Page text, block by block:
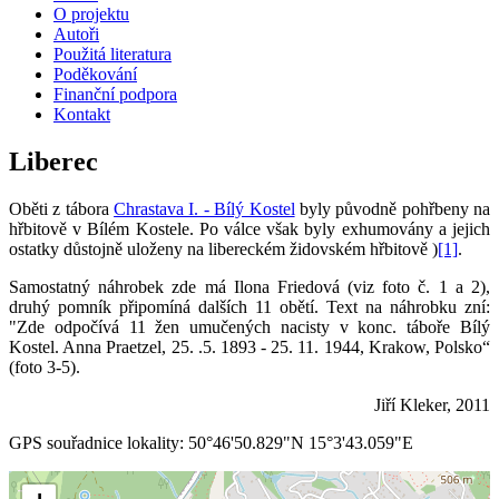
O projektu
Autoři
Použitá literatura
Poděkování
Finanční podpora
Kontakt
Liberec
Oběti z táboraChrastava I. - Bílý Kostel byly původně pohřbeny na
hřbitově v Bílém Kostele. Po válce však byly exhumovány a jejich
ostatky důstojně uloženy na libereckém židovském hřbitově )[1].
Samostatný náhrobek zde má Ilona Friedová (viz foto č. 1 a 2),
druhý pomník připomíná dalších 11 obětí. Text na náhrobku zní:
"Zde odpočívá 11 žen umučených nacisty v konc. táboře Bílý
Kostel. Anna Praetzel, 25. .5. 1893 - 25. 11. 1944, Krakow, Polsko“
(foto 3-5).
Jiří Kleker, 2011
GPS souřadnice lokality: 50°46'50.829"N 15°3'43.059"E